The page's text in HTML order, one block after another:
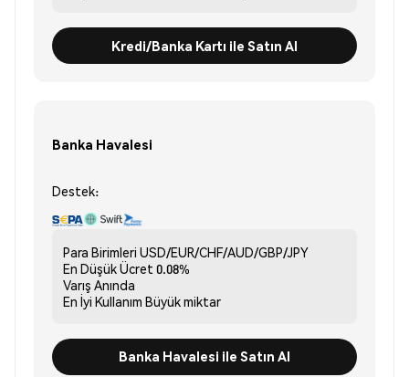
Kredi/Banka Kartı ile Satın Al
Banka Havalesi
Destek:
Para Birimleri USD/EUR/CHF/AUD/GBP/JPY
En Düşük Ücret 0.08%
Varış Anında
En İyi Kullanım Büyük miktar
Banka Havalesi ile Satın Al